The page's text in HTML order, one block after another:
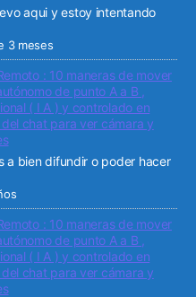
aqui y estoy intentando
3 meses
: 10 maneras de mover
de punto A a B ,
( I A ) y controlado en
chat para ver cámara y
a bien difundir o poder hacer
: 10 maneras de mover
de punto A a B ,
( I A ) y controlado en
chat para ver cámara y